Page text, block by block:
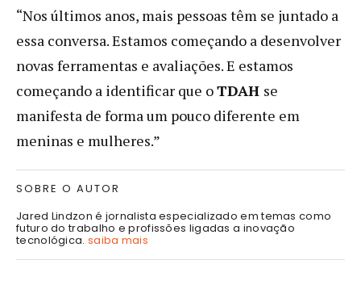
“Nos últimos anos, mais pessoas têm se juntado a
essa conversa. Estamos começando a desenvolver
novas ferramentas e avaliações. E estamos
começando a identificar que oTDAH se
manifesta de forma um pouco diferente em
meninas e mulheres.”
SOBRE O AUTOR
Jared Lindzon é jornalista especializado em temas como
futuro do trabalho e profissões ligadas a inovação
tecnológica. saiba mais